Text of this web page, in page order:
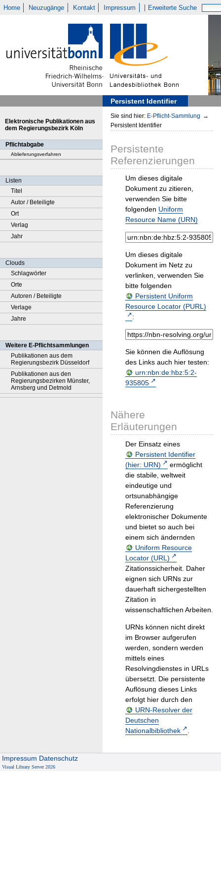
Home Neuzugänge Kontakt Impressum Erweiterte Suche
Persistent Identifier
Elektronische Publikationen aus
dem Regierungsbezirk Köln
Pflichtabgabe
Ablieferungsverfahren
Listen
Titel
Autor / Beteiligte
Ort
Verlag
Jahr
Clouds
Schlagwörter
Orte
Autoren / Beteiligte
Verlage
Jahre
Weitere E-Pflichtsammlungen
Publikationen aus dem
Regierungsbezirk Düsseldorf
Publikationen aus den
Regierungsbezirken Münster,
Arnsberg und Detmold
Sie sind hier: E-Pflicht-Sammlung →
Persistent Identifier
Persistente
Referenzierungen
Um dieses digitale
Dokument zu zitieren,
verwenden Sie bitte
folgenden Uniform
Resource Name (URN)
Um dieses digitale
Dokument im Netz zu
verlinken, verwenden Sie
bitte folgenden
Persistent Uniform
Resource Locator (PURL)
:
Sie können die Auflösung
des Links auch hier testen:
urn:nbn:de:hbz:5:2-
935805
Nähere
Erläuterungen
Der Einsatz eines
Persistent Identifier
(hier: URN)
ermöglicht
die stabile, weltweit
eindeutige und
ortsunabhängige
Referenzierung
elektronischer Dokumente
und bietet so auch bei
einem sich ändernden
Uniform Resource
Locator (URL)
Zitationssicherheit. Daher
eignen sich URNs zur
dauerhaft sichergestellten
Zitation in
wissenschaftlichen Arbeiten.
URNs können nicht direkt
im Browser aufgerufen
werden, sondern werden
mittels eines
Resolvingdienstes in URLs
übersetzt. Die persistente
Auflösung dieses Links
erfolgt hier durch den
URN-Resolver der
Deutschen
Nationalbibliothek
.
Impressum Datenschutz
Visual Library Server 2026